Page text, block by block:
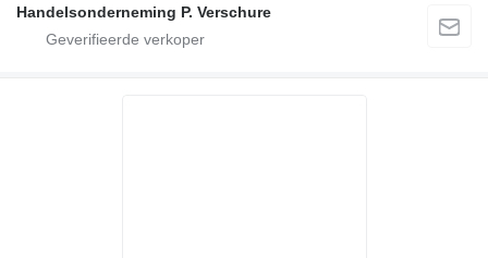
Handelsonderneming P. Verschure